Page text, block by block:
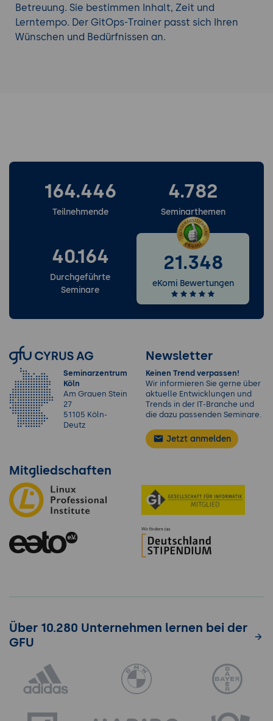
Betreuung. Sie bestimmen Inhalt, Zeit und
Lerntempo. Der GitOps-Trainer passt sich Ihren
Wünschen und Bedürfnissen an.
164.446
Teilnehmende
4.782
Seminarthemen
40.164
Durchgeführte
Seminare
21.348
eKomi Bewertungen
Seminarzentrum
Köln
Am Grauen Stein
27
51105 Köln-
Deutz
Newsletter
Keinen Trend verpassen!
Wir informieren Sie gerne über
aktuelle Entwicklungen und
Trends in der IT-Branche und
die dazu passenden Seminare.
Jetzt anmelden
Mitgliedschaften
Über 10.280 Unternehmen lernen bei der
GFU